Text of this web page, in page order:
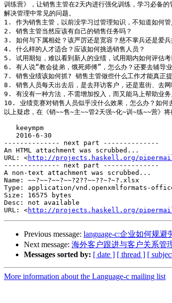
训练营》，让销售主管在2天内进行强化训练，学习必备的
解决管理中常见的问题。
1. 作为销售主管，以前没学习过管理知识，不知道如何管
2. 销售主管当然应该有自己的销售任务吗？
3. 如何与下属相处？该严厉还是宽容？慈不掌兵还是爱兵
4. 什么样的人才适合？应该如何挑选销售人员？
5. 试用期短，难以看到新人的业绩，试用期内如何评估考
6. 有人说“教会徒弟，饿死师傅”，怎么办？还要去辅导
7. 销售业绩该如何抓? 销售主管做些什么工作才能真正提
8. 销售人员每天出去后，是去拜访客户，还是逛街、去网
9. 有没有一种方法，不需增加投入，而又能马上帮助业务
10. 业绩竞赛对销售人员似乎没什么效果，怎么办？如何
以上疑虑，在《销~~售~主~~管2天强~化~训~练~~营》将
   keeympm
   2016-6-30
-------------- next part --------------
An HTML attachment was scrubbed...
URL: <http://projects.haskell.org/pipermail/
-------------- next part --------------
A non-text attachment was scrubbed...
Name: ~~?~~?~~?~~?2??~~??~?~?.xlsx
Type: application/vnd.openxmlformats-
Size: 16575 bytes
Desc: not available
URL: <http://projects.haskell.org/pipermail/
Previous message: language-c:企业如何规避
Next message: 海外客户跟进与客户关系管
Messages sorted by: [ date ] [ thread ] [
More information about the Language-c mailing list